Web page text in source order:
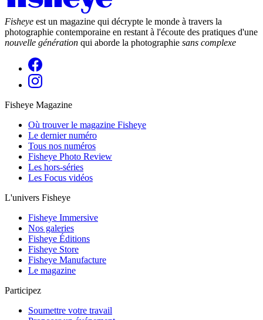
Fisheye est un magazine qui décrypte le monde à travers la
photographie contemporaine en restant à l'écoute des pratiques d'une
nouvelle génération qui aborde la photographie sans complexe
Fisheye Magazine
Où trouver le magazine Fisheye
Le dernier numéro
Tous nos numéros
Fisheye Photo Review
Les hors-séries
Les Focus vidéos
L'univers Fisheye
Fisheye Immersive
Nos galeries
Fisheye Éditions
Fisheye Store
Fisheye Manufacture
Le magazine
Participez
Soumettre votre travail